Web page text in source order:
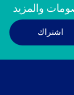
والمزيد
اشتراك